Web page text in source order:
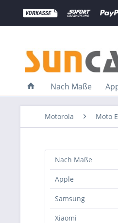
Nach Maße
Motorola Moto
Nach Maße
Apple
Samsung
Xiaomi